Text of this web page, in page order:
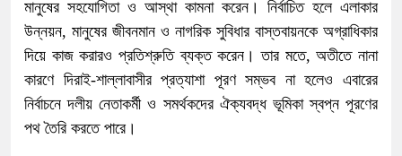
মানুষের সহযোগিতা ও আস্থা কামনা করেন। নির্বাচিত হলে এলাকার
উন্নয়ন, মানুষের জীবনমান ও নাগরিক সুবিধার বাস্তবায়নকে অগ্রাধিকার
দিয়ে কাজ করারও প্রতিশ্রুতি ব্যক্ত করেন। তার মতে, অতীতে নানা
কারণে দিরাই-শাল্লাবাসীর প্রত্যাশা পূরণ সম্ভব না হলেও এবারের
নির্বাচনে দলীয় নেতাকর্মী ও সমর্থকদের ঐক্যবদ্ধ ভূমিকা স্বপ্ন পূরণের
পথ তৈরি করতে পারে।